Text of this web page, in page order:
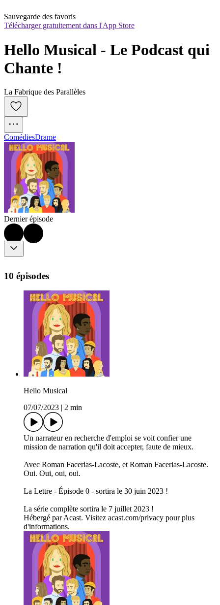
Sauvegarde des favoris
Télécharger gratuitement dans l'App Store
Hello Musical - Le Podcast qui
Chante !
La Fabrique des Parallèles
ComédiesDrame
Dernier épisode
10 épisodes
Hello Musical
07/07/2023
2 min
Un narrateur en recherche d'emploi se voit confier une
mission de narration qu'il doit accepter, faute de mieux.
Avec Roman Facerias-Lacoste, et Roman Facerias-Lacoste.
Oui. Oui, oui, oui.
La Lettre - Épisode 0 - sortira le 30 juin 2023 !
La série complète sortira le 7 juillet 2023 !
Hébergé par Acast. Visitez acast.com/privacy pour plus
d'informations.